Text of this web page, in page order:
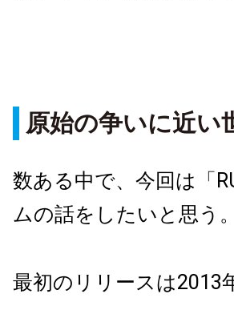
原始の争いに近い
数ある中で、今回は「
ムの話をしたいと思う。
最初のリリースは2013